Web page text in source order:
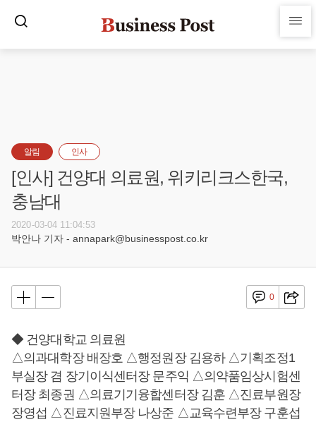
알림 인사
[인사] 건양대 의료원, 위키리크스한국,
충남대
2020-03-04 11:04:53
박안나 기자 - annapark@businesspost.co.kr
0
◆ 건양대학교 의료원
△의과대학장 배장호 △행정원장 김용하 △기획조정1
부실장 겸 장기이식센터장 문주익 △의약품임상시험센
터장 최종권 △의료기기융합센터장 김훈 △진료부원장
장영섭 △진료지원부장 나상준 △교육수련부장 구훈섭